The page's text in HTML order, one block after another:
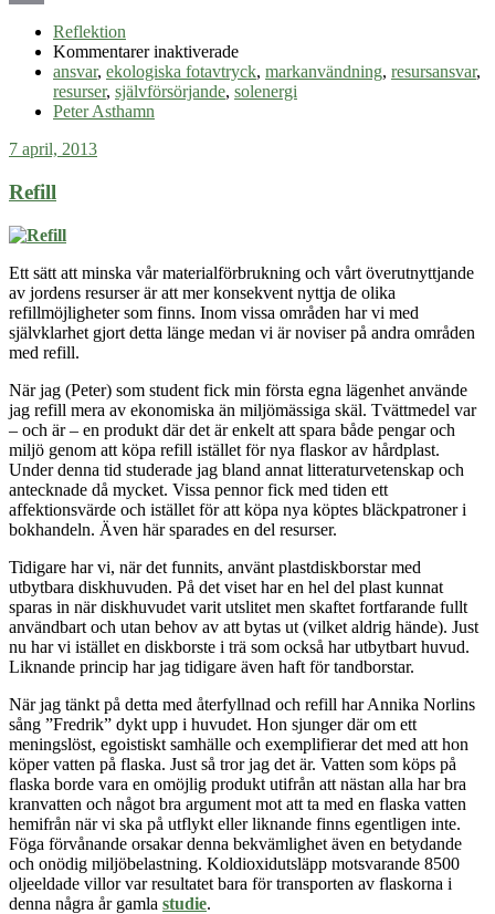
Reflektion
Kommentarer inaktiveradeför
Ansvar
för
ansvar, ekologiska fotavtryck, markanvändning, resursansvar,
resurser, självförsörjande, solenergi
Peter Asthamn
7 april, 2013
Refill
Ett sätt att minska vår materialförbrukning och vårt överutnyttjande
av jordens resurser är att mer konsekvent nyttja de olika
refillmöjligheter som finns. Inom vissa områden har vi med
självklarhet gjort detta länge medan vi är noviser på andra områden
med refill.
När jag (Peter) som student fick min första egna lägenhet använde
jag refill mera av ekonomiska än miljömässiga skäl. Tvättmedel var
– och är – en produkt där det är enkelt att spara både pengar och
miljö genom att köpa refill istället för nya flaskor av hårdplast.
Under denna tid studerade jag bland annat litteraturvetenskap och
antecknade då mycket. Vissa pennor fick med tiden ett
affektionsvärde och istället för att köpa nya köptes bläckpatroner i
bokhandeln. Även här sparades en del resurser.
Tidigare har vi, när det funnits, använt plastdiskborstar med
utbytbara diskhuvuden. På det viset har en hel del plast kunnat
sparas in när diskhuvudet varit utslitet men skaftet fortfarande fullt
användbart och utan behov av att bytas ut (vilket aldrig hände). Just
nu har vi istället en diskborste i trä som också har utbytbart huvud.
Liknande princip har jag tidigare även haft för tandborstar.
När jag tänkt på detta med återfyllnad och refill har Annika Norlins
sång ”Fredrik” dykt upp i huvudet. Hon sjunger där om ett
meningslöst, egoistiskt samhälle och exemplifierar det med att hon
köper vatten på flaska. Just så tror jag det är. Vatten som köps på
flaska borde vara en omöjlig produkt utifrån att nästan alla har bra
kranvatten och något bra argument mot att ta med en flaska vatten
hemifrån när vi ska på utflykt eller liknande finns egentligen inte.
Föga förvånande orsakar denna bekvämlighet även en betydande
och onödig miljöbelastning. Koldioxidutsläpp motsvarande 8500
oljeeldade villor var resultatet bara för transporten av flaskorna i
denna några år gamla studie.